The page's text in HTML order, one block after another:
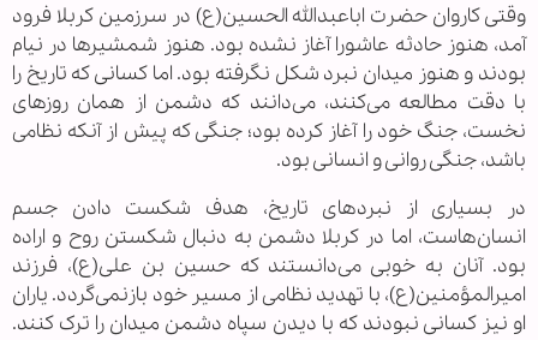
وقتی کاروان حضرت اباعبدالله الحسین(ع) در سرزمین کربلا فرود
آمد، هنوز حادثه عاشورا آغاز نشده بود. هنوز شمشیرها در نیام
بودند و هنوز میدان نبرد شکل نگرفته بود. اما کسانی که تاریخ را
با دقت مطالعه می‌کنند، می‌دانند که دشمن از همان روزهای
نخست، جنگ خود را آغاز کرده بود؛ جنگی که پیش از آنکه نظامی
باشد، جنگی روانی و انسانی بود.
در بسیاری از نبردهای تاریخ، هدف شکست دادن جسم
انسان‌هاست، اما در کربلا دشمن به دنبال شکستن روح و اراده
بود. آنان به خوبی می‌دانستند که حسین بن علی(ع)، فرزند
امیرالمؤمنین(ع)، با تهدید نظامی از مسیر خود بازنمی‌گردد. یاران
او نیز کسانی نبودند که با دیدن سپاه دشمن میدان را ترک کنند.